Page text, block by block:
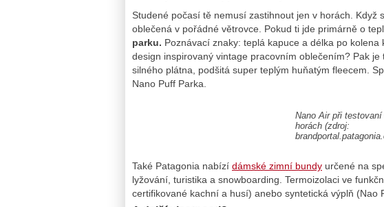
Studené počasí tě nemusí zastihnout jen v horách. Když
oblečená v pořádné větrovce. Pokud ti jde primárně o
parku. Poznávací znaky: teplá kapuce a délka po
design inspirovaný vintage pracovním oblečením? Pak
silného plátna, podšitá super teplým huňatým fleecem.
Nano Puff Parka.
Nano Air při testovaní
horách (zdroj:
Také Patagonia nabízí dámské zimní bundy určené na
lyžování, turistika a snowboarding. Termoizolaci ve
certifikované kachní a husí) anebo syntetická výplň (Nao